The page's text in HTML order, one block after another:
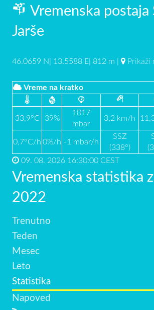
Vremenska postaja
Jarše
46.0659 N| 13.5588 E| 812 m | Prikaži
Vreme na kratko
33,9°C 39%
1017
mbar
3,2 km/h
0,7°C/h 0%/h -1 mbar/h
SSZ
(338°)
09. 08. 2026 16:30:00 CEST
Vremenska statistika
2022
Trenutno
Teden
Mesec
Leto
Statistika
Napoved